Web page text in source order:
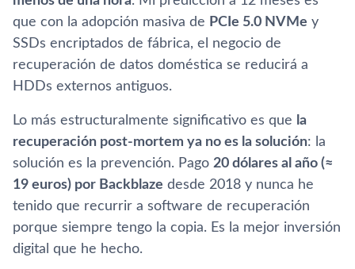
que con la adopción masiva de PCIe 5.0 NVMe y
SSDs encriptados de fábrica, el negocio de
recuperación de datos doméstica se reducirá a
HDDs externos antiguos.
Lo más estructuralmente significativo es que la
recuperación post-mortem ya no es la solución: la
solución es la prevención. Pago 20 dólares al año (≈
19 euros) por Backblaze desde 2018 y nunca he
tenido que recurrir a software de recuperación
porque siempre tengo la copia. Es la mejor inversión
digital que he hecho.